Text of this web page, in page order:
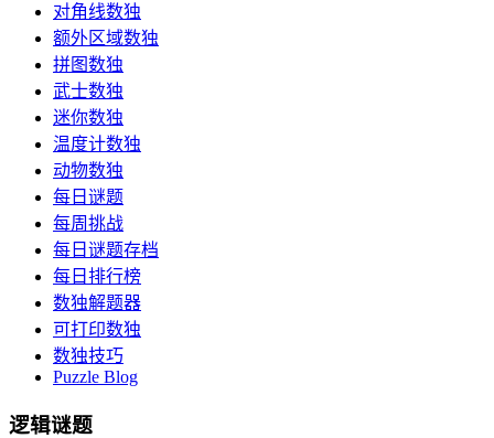
对角线数独
额外区域数独
拼图数独
武士数独
迷你数独
温度计数独
动物数独
每日谜题
每周挑战
每日谜题存档
每日排行榜
数独解题器
可打印数独
数独技巧
Puzzle Blog
逻辑谜题